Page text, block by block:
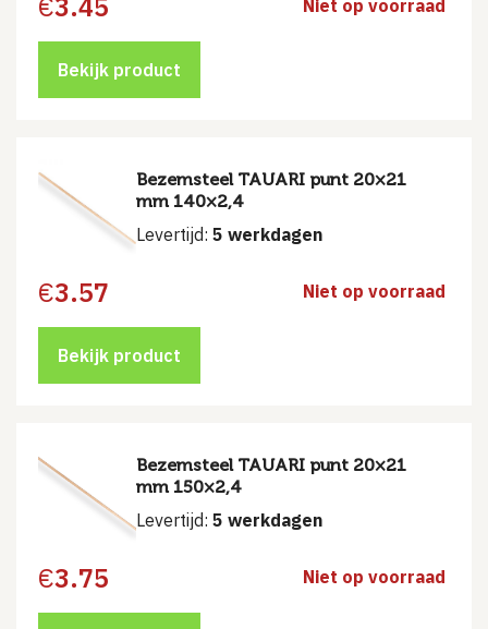
Niet op voorraad
Bekijk product
Bezemsteel TAUARI punt 20×21
mm 140×2,4
Levertijd: 5 werkdagen
€3.57 Niet op voorraad
Bekijk product
Bezemsteel TAUARI punt 20×21
mm 150×2,4
Levertijd: 5 werkdagen
€3.75 Niet op voorraad